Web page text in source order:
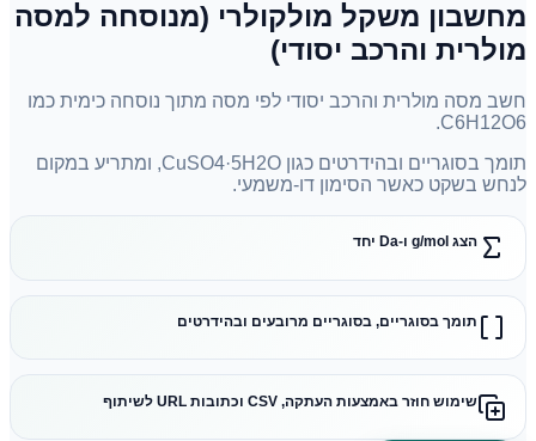
מחשבון משקל מולקולרי (מנוסחה למסה
מולרית והרכב יסודי)
חשב מסה מולרית והרכב יסודי לפי מסה מתוך נוסחה כימית כמו
C6H12O6.
תומך בסוגריים ובהידרטים כגון CuSO4·5H2O, ומתריע במקום
לנחש בשקט כאשר הסימון דו-משמעי.
הצג g/mol ו-Da יחד
תומך בסוגריים, בסוגריים מרובעים ובהידרטים
שימוש חוזר באמצעות העתקה, CSV וכתובות URL לשיתוף